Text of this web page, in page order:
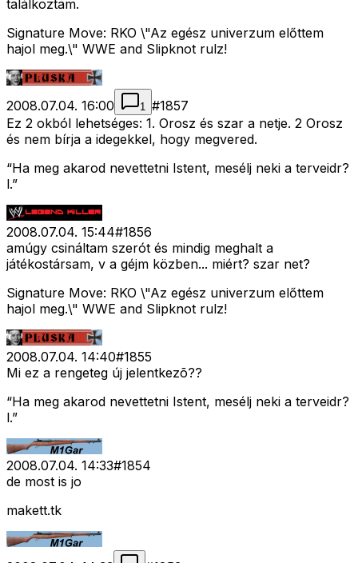
találkoztam.
Signature Move: RKO \"Az egész univerzum előttem
hajol meg.\" WWE and Slipknot rulz!
2008.07.04. 16:00 1 #1857
Ez 2 okból lehetséges: 1. Orosz és szar a netje. 2 Orosz
és nem bírja a idegekkel, hogy megvered.
“Ha meg akarod nevettetni Istent, mesélj neki a terveidr?
l.”
2008.07.04. 15:44#1856
amúgy csináltam szerót és mindig meghalt a
játékostársam, v a géjm közben... miért? szar net?
Signature Move: RKO \"Az egész univerzum előttem
hajol meg.\" WWE and Slipknot rulz!
2008.07.04. 14:40#1855
Mi ez a rengeteg új jelentkezõ??
“Ha meg akarod nevettetni Istent, mesélj neki a terveidr?
l.”
2008.07.04. 14:33#1854
de most is jo
makett.tk